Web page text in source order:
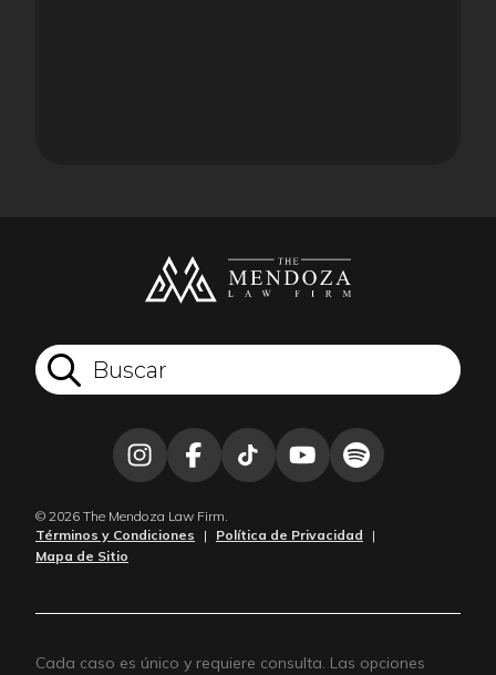
© 2026 The Mendoza Law Firm.
Términos y Condiciones
| Política de Privacidad
|
Mapa de Sitio
Cada caso es único y requiere consulta. Las opciones